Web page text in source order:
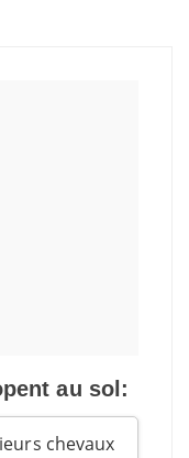
au sol:
chevaux